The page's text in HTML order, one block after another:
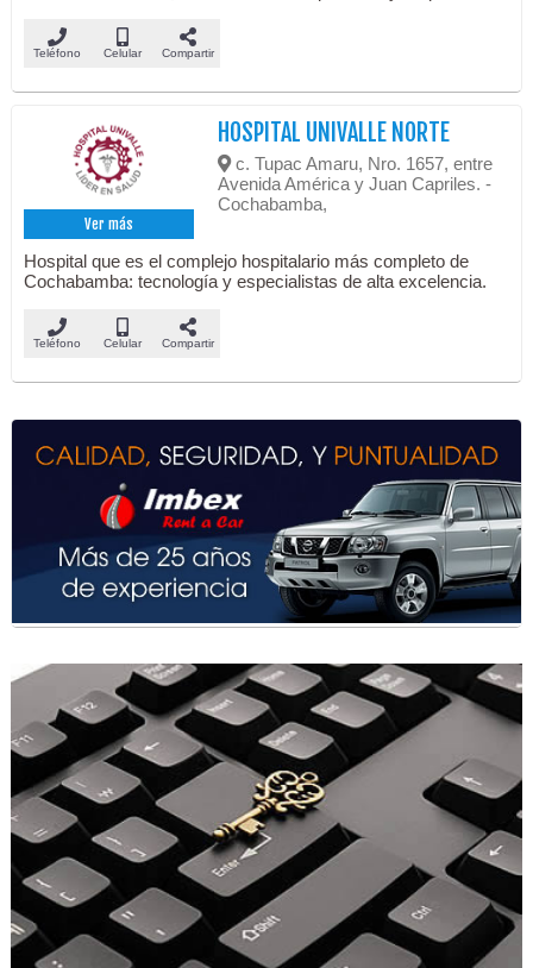
Teléfono Celular Compartir
Ver más
HOSPITAL UNIVALLE NORTE
c. Tupac Amaru, Nro. 1657, entre
Avenida América y Juan Capriles. -
Cochabamba,
Hospital que es el complejo hospitalario más completo de
Cochabamba: tecnología y especialistas de alta excelencia.
Teléfono Celular Compartir